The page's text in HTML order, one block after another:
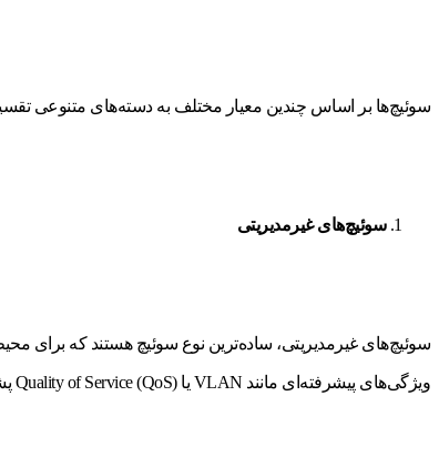
سوئیچ‌ها بر اساس چندین معیار مختلف به دسته‌های متنوعی
سوئیچ‌های غیرمدیریتی
سوئیچ‌های غیرمدیریتی، ساده‌ترین نوع سوئیچ هستند که برای
ویژگی‌های پیشرفته‌ای مانند VLAN یا Quality of Service (QoS) پشتیبانی نمی‌کنند، اما برای استفاده‌های عمومی و ساده بسیار مناسب هستند.